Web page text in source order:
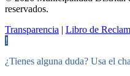
reservados.
Transparencia | Libro de
!
¿Tienes alguna duda? Usa el